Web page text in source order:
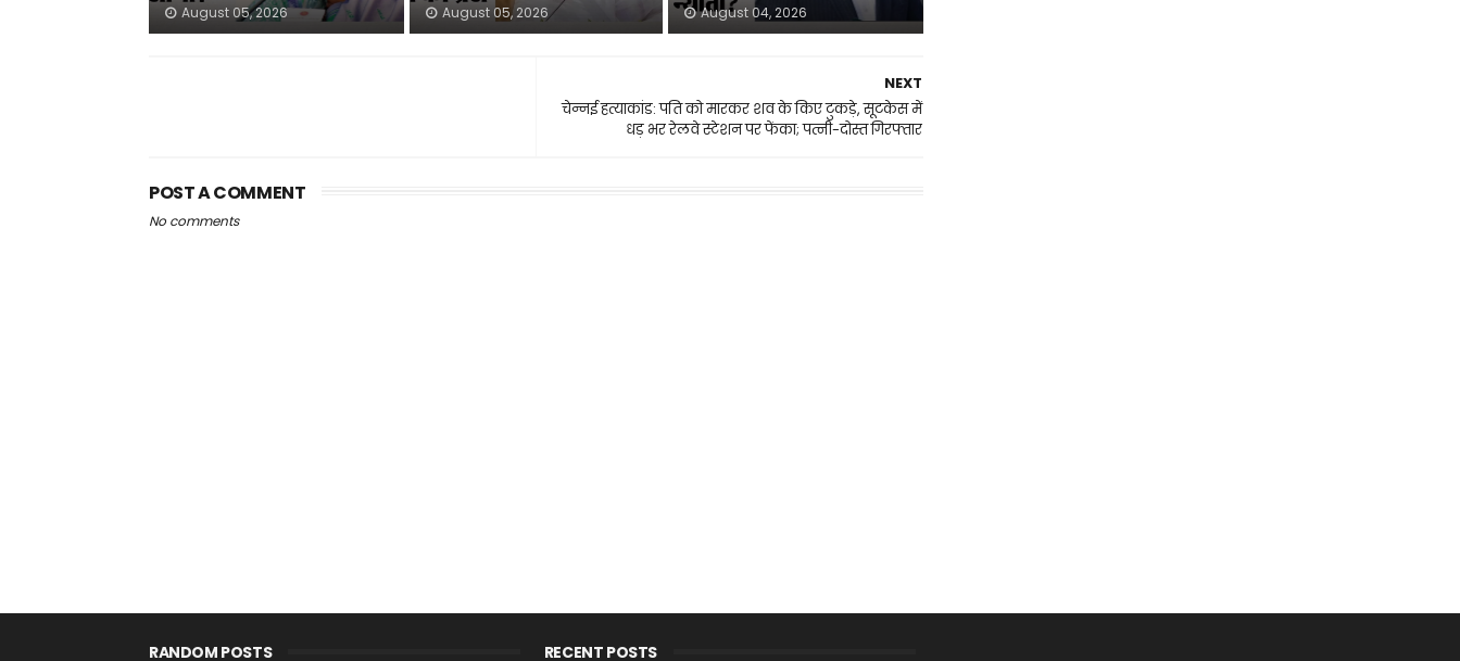
August 05, 2026 August 05, 2026 August 04, 2026
NEXT
चेन्नई हत्याकांड: पति को मारकर शव के किए टुकड़े, सूटकेस में
धड़ भर रेलवे स्टेशन पर फेंका; पत्नी-दोस्त गिरफ्तार
POST A COMMENT
No comments
RANDOM POSTS RECENT POSTS